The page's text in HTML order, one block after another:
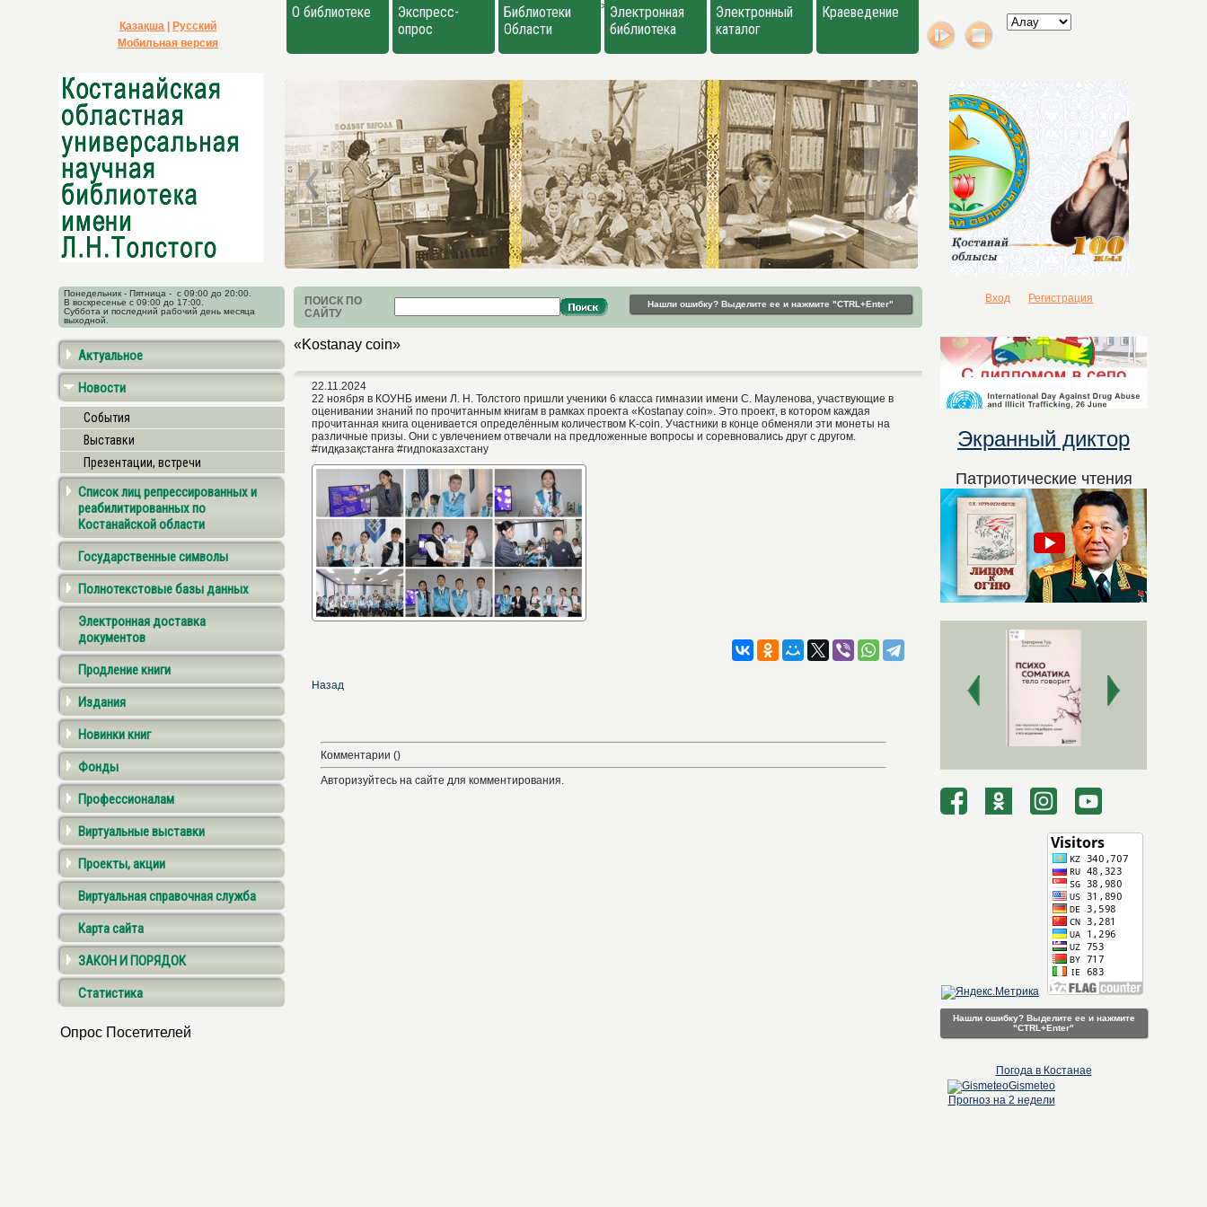
>
Қазақша
Русский
Мобильная версия
О библиотеке
Экспресс-
опрос
Библиотеки
Области
Электронная
библиотека
Электронный
каталог
Краеведение
Понедельник - Пятница - с 09:00 до 20:00.
В воскресенье с 09:00 до 17:00.
Суббота и последний рабочий день месяца
выходной.
ПОИСК ПО
САЙТУ
Нашли ошибку? Выделите ее и нажмите "CTRL+Enter" Вход Регистрация
Актуальное
Новости
События
Выставки
Презентации, встречи
Список лиц репрессированных и
реабилитированных по
Костанайской области
Государственные символы
Полнотекстовые базы данных
Электронная доставка
документов
Продление книги
Издания
Новинки книг
Фонды
Профессионалам
Виртуальные выставки
Проекты, акции
Виртуальная справочная служба
Карта сайта
ЗАКОН И ПОРЯДОК
Статистика
Опрос Посетителей
«Kostanay coin»
22.11.2024
22 ноября в КОУНБ имени Л. Н. Толстого пришли ученики 6 класса гимназии имени С. Мауленова, участвующие в
оценивании знаний по прочитанным книгам в рамках проекта «Kostanay coin». Это проект, в котором каждая
прочитанная книга оценивается определённым количеством K-coin. Участники в конце обменяли эти монеты на
различные призы. Они с увлечением отвечали на предложенные вопросы и соревновались друг с другом.
#гидқазақстанға #гидпоказахстану
Назад
Комментарии ()
Авторизуйтесь на сайте для комментирования.
Экранный диктор
Патриотические чтения
Нашли ошибку? Выделите ее и нажмите
"CTRL+Enter"
Погода в Костанае
Gismeteo
Прогноз на 2 недели